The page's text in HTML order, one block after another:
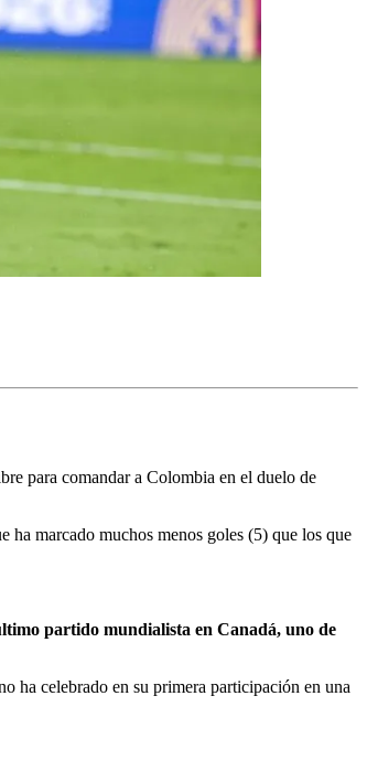
para comandar a Colombia en el duelo de
ha marcado muchos menos goles (5) que los que
partido mundialista en Canadá, uno de
ha celebrado en su primera participación en una